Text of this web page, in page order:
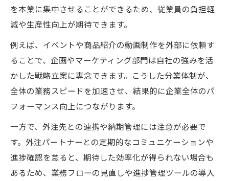
を本業に集中させることができるため、従業員の負担軽
減や生産性向上が期待できます。
例えば、イベントや商品紹介の動画制作を外部に依頼す
ることで、企画やマーケティング部門は自社の強みを活
かした戦略立案に専念できます。こうした分業体制が、
全体の業務スピードを加速させ、結果的に企業全体のパ
フォーマンス向上につながります。
一方で、外注先との連携や納期管理には注意が必要で
す。外注パートナーとの定期的なコミュニケーションや
進捗確認を怠ると、期待した効率化が得られない場合も
あるため、業務フローの見直しや進捗管理ツールの導入